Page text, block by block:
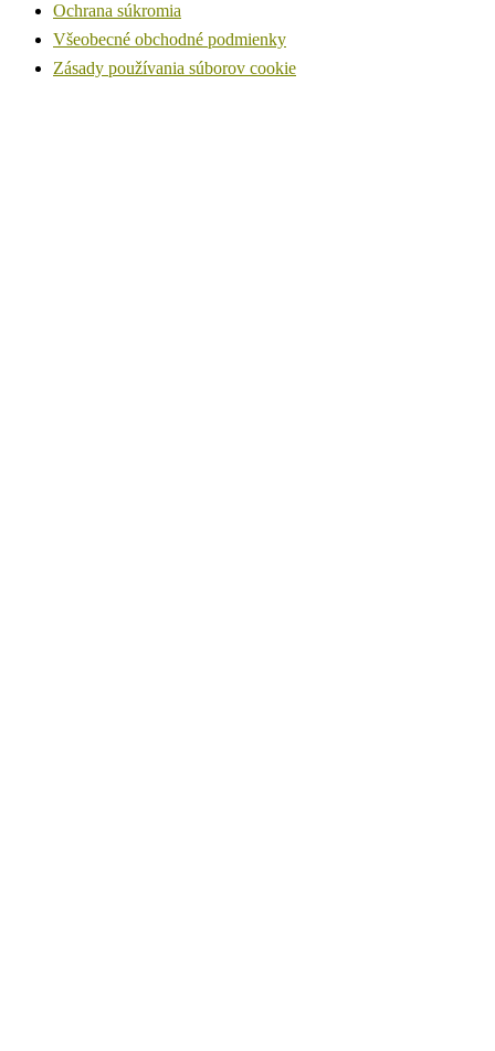
Ochrana súkromia
Všeobecné obchodné podmienky
Zásady používania súborov cookie